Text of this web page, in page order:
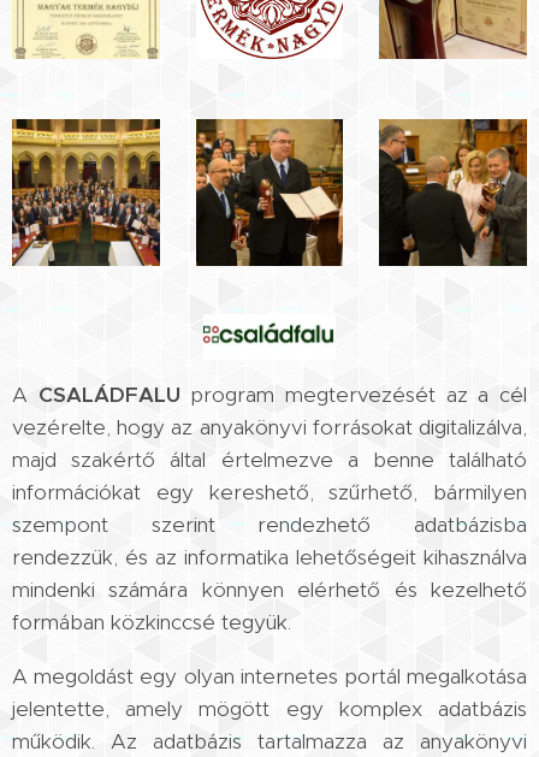
A CSALÁDFALU program megtervezését az a cél
vezérelte, hogy az anyakönyvi forrásokat digitalizálva,
majd szakértő által értelmezve a benne található
információkat egy kereshető, szűrhető, bármilyen
szempont szerint rendezhető adatbázisba
rendezzük, és az informatika lehetőségeit kihasználva
mindenki számára könnyen elérhető és kezelhető
formában közkinccsé tegyük.
A megoldást egy olyan internetes portál megalkotása
jelentette, amely mögött egy komplex adatbázis
működik. Az adatbázis tartalmazza az anyakönyvi